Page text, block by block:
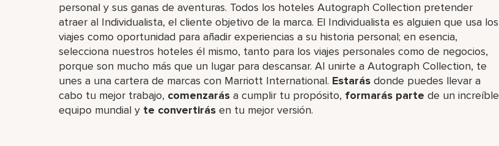
personal y sus ganas de aventuras. Todos los hoteles Autograph Collection pretender
atraer al Individualista, el cliente objetivo de la marca. El Individualista es alguien que usa los
viajes como oportunidad para añadir experiencias a su historia personal; en esencia,
selecciona nuestros hoteles él mismo, tanto para los viajes personales como de negocios,
porque son mucho más que un lugar para descansar. Al unirte a Autograph Collection, te
unes a una cartera de marcas con Marriott International. Estarás donde puedes llevar a
cabo tu mejor trabajo,​ comenzarás a cumplir tu propósito, formarás parte de un increíble​
equipo mundial y te convertirás en tu mejor versión.